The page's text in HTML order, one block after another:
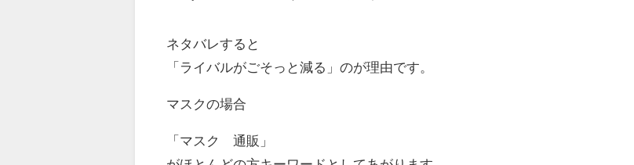
ネタバレすると
「ライバルがごそっと減る」のが理由です。
マスクの場合
「マスク 通販」